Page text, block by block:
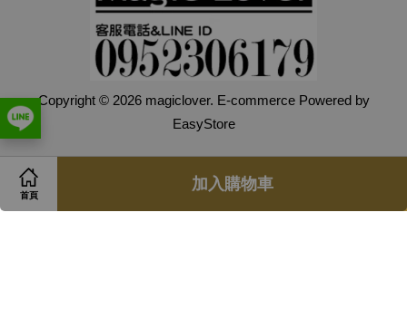
首頁
加入購物車
Copyright © 2026 magiclover. E-commerce Powered by
EasyStore
快速連結